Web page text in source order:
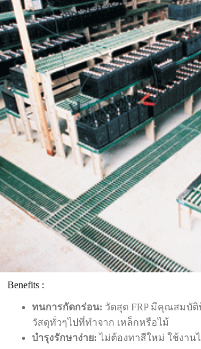
Benefits :
ทนการกัดกร่อน: วัดสุด FRP มีคุณสมบั
วัสดุทั่วๆไปที่ทำจาก เหล็กหรือไม้
บำรุงรักษาง่าย: ไม่ต้องทาสีใหม่ ใช้งาน